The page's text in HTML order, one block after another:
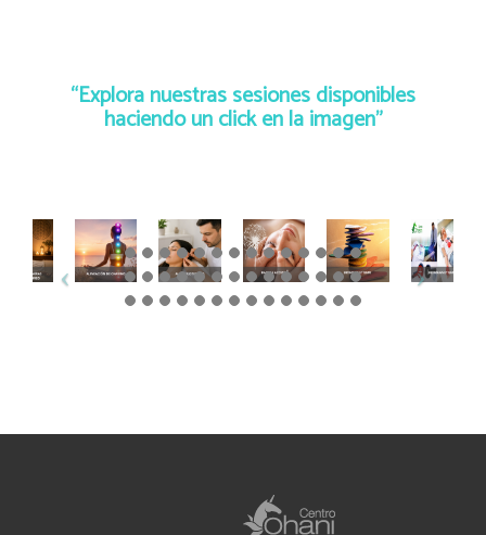
“Explora nuestras sesiones disponibles
haciendo un click en la imagen”